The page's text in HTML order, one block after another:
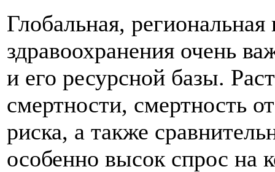
Глобальная,
здравоохранения очень
и его ресурсной базы.
смертности, смертность
риска, а также
особенно высок спрос на